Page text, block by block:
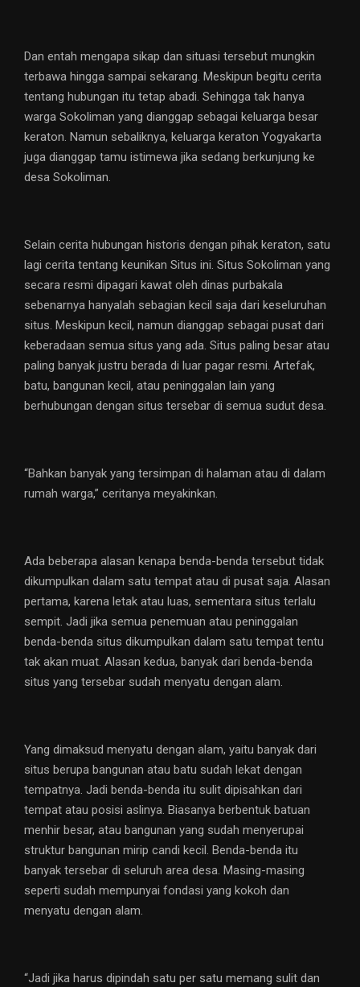
Dan entah mengapa sikap dan situasi tersebut mungkin
terbawa hingga sampai sekarang. Meskipun begitu cerita
tentang hubungan itu tetap abadi. Sehingga tak hanya
warga Sokoliman yang dianggap sebagai keluarga besar
keraton. Namun sebaliknya, keluarga keraton Yogyakarta
juga dianggap tamu istimewa jika sedang berkunjung ke
desa Sokoliman.
Selain cerita hubungan historis dengan pihak keraton, satu
lagi cerita tentang keunikan Situs ini. Situs Sokoliman yang
secara resmi dipagari kawat oleh dinas purbakala
sebenarnya hanyalah sebagian kecil saja dari keseluruhan
situs. Meskipun kecil, namun dianggap sebagai pusat dari
keberadaan semua situs yang ada. Situs paling besar atau
paling banyak justru berada di luar pagar resmi. Artefak,
batu, bangunan kecil, atau peninggalan lain yang
berhubungan dengan situs tersebar di semua sudut desa.
“Bahkan banyak yang tersimpan di halaman atau di dalam
rumah warga,” ceritanya meyakinkan.
Ada beberapa alasan kenapa benda-benda tersebut tidak
dikumpulkan dalam satu tempat atau di pusat saja. Alasan
pertama, karena letak atau luas, sementara situs terlalu
sempit. Jadi jika semua penemuan atau peninggalan
benda-benda situs dikumpulkan dalam satu tempat tentu
tak akan muat. Alasan kedua, banyak dari benda-benda
situs yang tersebar sudah menyatu dengan alam.
Yang dimaksud menyatu dengan alam, yaitu banyak dari
situs berupa bangunan atau batu sudah lekat dengan
tempatnya. Jadi benda-benda itu sulit dipisahkan dari
tempat atau posisi aslinya. Biasanya berbentuk batuan
menhir besar, atau bangunan yang sudah menyerupai
struktur bangunan mirip candi kecil. Benda-benda itu
banyak tersebar di seluruh area desa. Masing-masing
seperti sudah mempunyai fondasi yang kokoh dan
menyatu dengan alam.
“Jadi jika harus dipindah satu per satu memang sulit dan